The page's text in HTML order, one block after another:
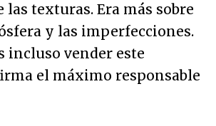
las texturas. Era más sobre
y las imperfecciones.
incluso vender este
el máximo responsable